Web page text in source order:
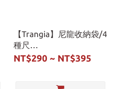
【Trangia】尼龍收納袋/4
種尺
寸-
NT$290 ~ NT$395